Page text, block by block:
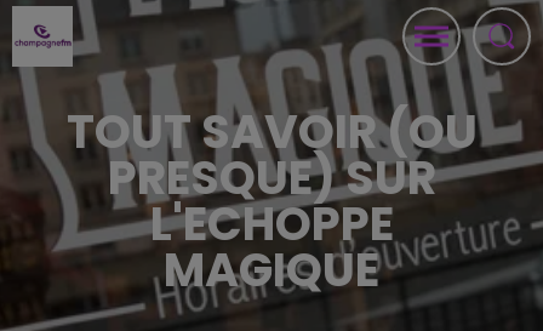
TOUT SAVOIR (OU
PRESQUE) SUR
L'ECHOPPE
MAGIQUE